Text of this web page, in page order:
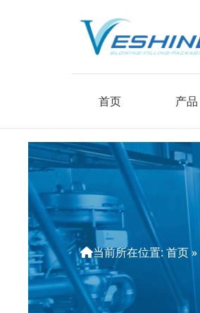
首页 产品
当前所在位置: 首页»